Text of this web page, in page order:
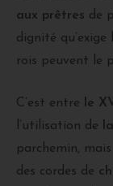
aux prêtres de
dignité
rois peuvent le
C’est entre le
l’utilisation de
parchemin,
des cordes de